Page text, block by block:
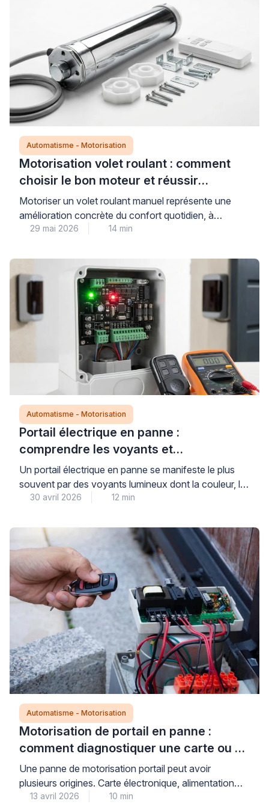
Automatisme - Motorisation
Motorisation volet roulant : comment
choisir le bon moteur et réussir
l’installation
Motoriser un volet roulant manuel représente une
amélioration concrète du confort quotidien, à
condition de sélectionner un moteur parfaitement
modernisation technique nécessite de comprendre
trois critères déterminants : le type d’axe
d’enroulement, la puissance adaptée au poids du
tablier, et le mode de commande souhaité (filaire,
radio ou connecté). Bien […]
29 mai 2026 14 min
Automatisme - Motorisation
Portail électrique en panne :
comprendre les voyants et
diagnostiquer le problème
Un portail électrique en panne se manifeste le plus
souvent par des voyants lumineux dont la couleur, le
clignotement ou l’extinction renseignent précisément
défectueuse, problème de motorisation, défaut de
détection ou erreur de programmation. Avant toute
intervention technique, plusieurs vérifications simples
et sécurisées permettent d’identifier si le problème
relève […]
30 avril 2026 12 min
Automatisme - Motorisation
Motorisation de portail en panne :
comment diagnostiquer une carte ou un
moteur défectueux ?
Une panne de motorisation portail peut avoir
plusieurs origines. Carte électronique, alimentation
électrique, accessoires de sécurité ou moteur :
13 avril 2026 10 min